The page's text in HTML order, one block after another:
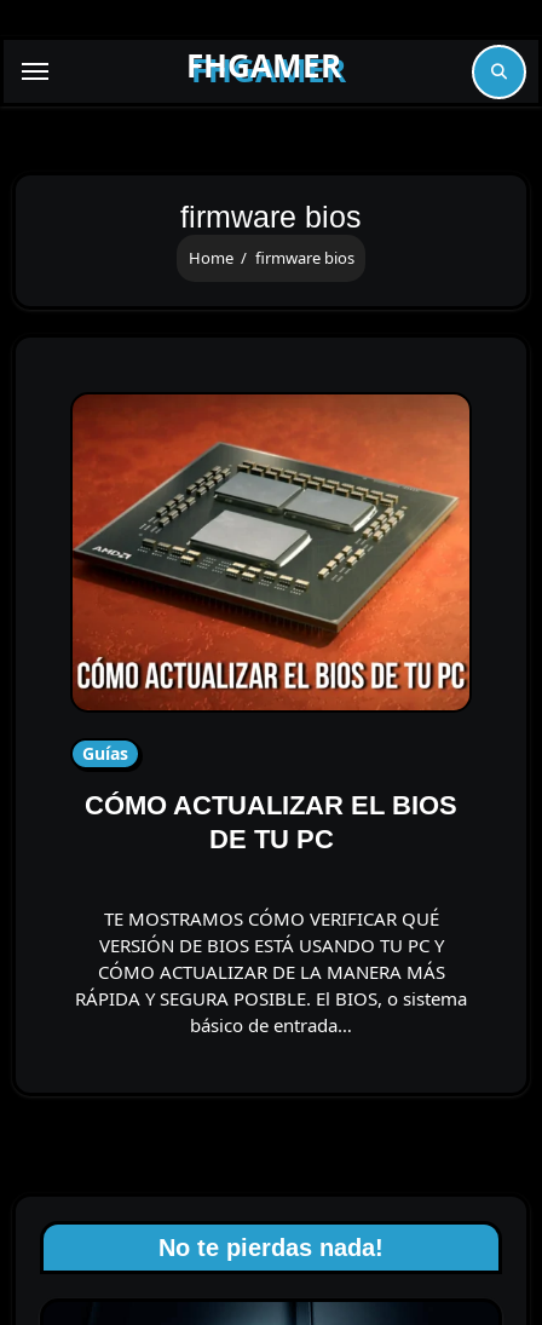
FHGAMER
firmware bios
Home firmware bios
Guías
CÓMO ACTUALIZAR EL BIOS
DE TU PC
TE MOSTRAMOS CÓMO VERIFICAR QUÉ
VERSIÓN DE BIOS ESTÁ USANDO TU PC Y
CÓMO ACTUALIZAR DE LA MANERA MÁS
RÁPIDA Y SEGURA POSIBLE. El BIOS, o sistema
básico de entrada…
No te pierdas nada!